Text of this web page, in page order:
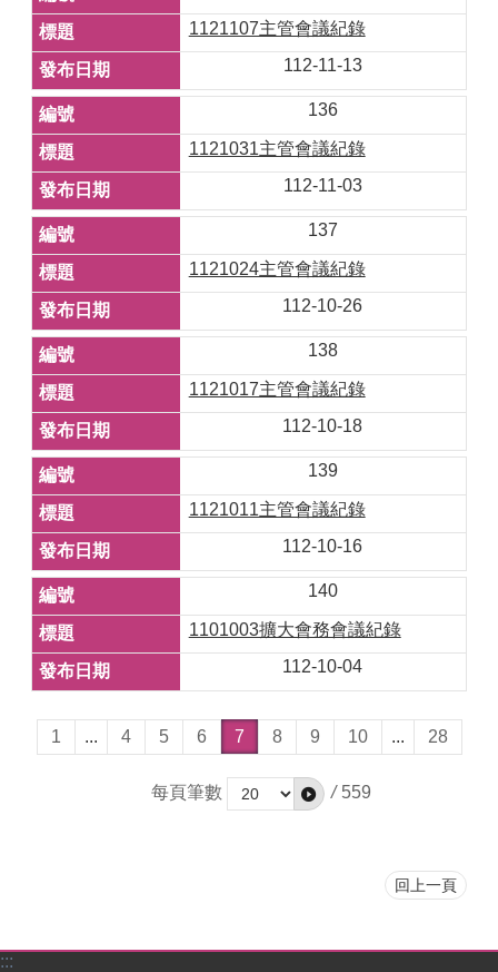
1121107主管會議紀錄
112-11-13
136
1121031主管會議紀錄
112-11-03
137
1121024主管會議紀錄
112-10-26
138
1121017主管會議紀錄
112-10-18
139
1121011主管會議紀錄
112-10-16
140
1101003擴大會務會議紀錄
112-10-04
1 ... 4 5 6 7 8 9 10 ... 28
每頁筆數 / 559
回上一頁
:::